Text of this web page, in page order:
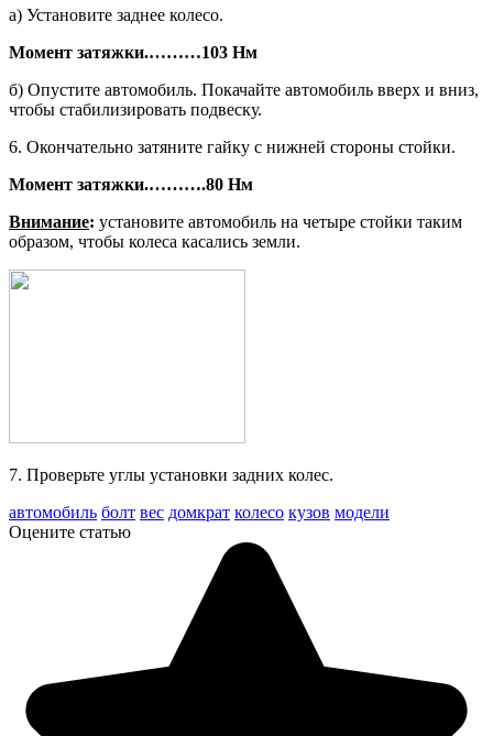
а) Установите заднее колесо.
Момент затяжки.………103 Нм
б) Опустите автомобиль. Покачайте автомобиль вверх и вниз,
чтобы стабилизировать подвеску.
6. Окончательно затяните гайку с ниж­ней стороны стойки.
Момент затяжки.……….80 Нм
Внимание: установите автомобиль на четыре стойки таким
образом, чтобы колеса касались земли.
7. Проверьте углы установки задних колес.
автомобиль болт вес домкрат колесо кузов модели
Оцените статью